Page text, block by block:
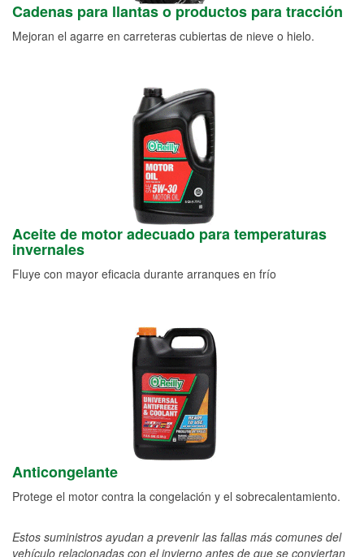
Cadenas para llantas o productos para tracción
Mejoran el agarre en carreteras cubiertas de nieve o hielo.
Aceite de motor adecuado para temperaturas
invernales
Fluye con mayor eficacia durante arranques en frío
Anticongelante
Protege el motor contra la congelación y el sobrecalentamiento.
Estos suministros ayudan a prevenir las fallas más comunes del
vehículo relacionadas con el invierno antes de que se conviertan